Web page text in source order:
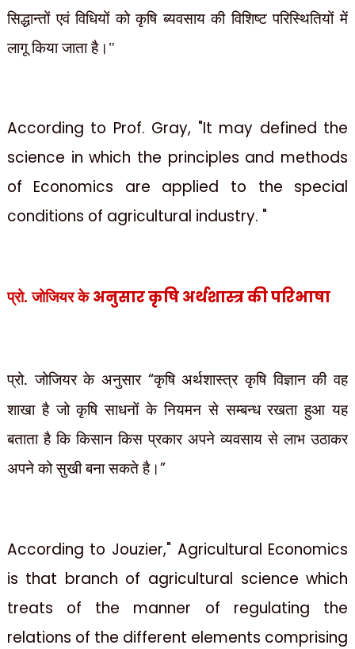
सिद्धान्तों एवं विधियों को कृषि ब्यवसाय की विशिष्ट परिस्थितियों में
लागूकिया जाता है।"
According to Prof. Gray, "It may defined the
science in which the principles and methods
of Economics are applied to the special
conditions of agricultural industry. "
प्रो. जोजियर केअनुसार कृषि अर्थशास्त्र की परिभाषा
प्रो. जोजियर के अनुसार “कृषि अर्थशास्त्र कृषि विज्ञान की वह
शाखा है जो कृषि साधनों के नियमन से सम्बन्ध रखता हुआ यह
बताता है कि किसान किस प्रकार अपने व्यवसाय से लाभ उठाकर
अपने को सुखी बना सकते है।”
According to Jouzier," Agricultural Economics
is that branch of agricultural science which
treats of the manner of regulating the
relations of the different elements comprising